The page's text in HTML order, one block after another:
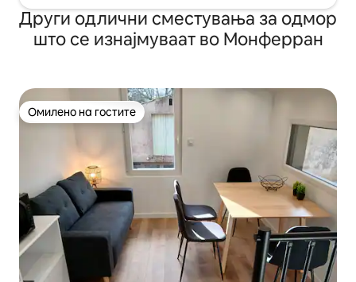
Други одлични сместувања за одмор
што се изнајмуваат во Монферран
Омилено на гостите
Омилено на гостите